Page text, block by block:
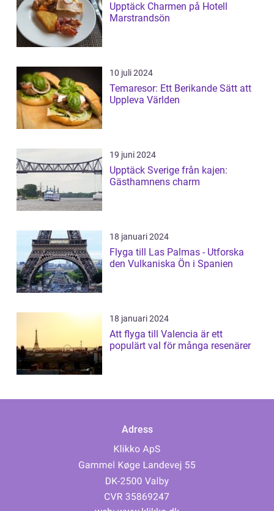
Upptäck Charmen på Hotell
Marstrandsön
10 juli 2024
Temaresor: Ett Berikande Sätt att
Uppleva Världen
19 juni 2024
Upptäck Sverige från kajen:
Gästhamnens charm
18 januari 2024
Flyga till Las Palmas - Utforska
den Vulkaniska Ön i Spanien
18 januari 2024
Att flyga till Valencia är ett
populärt val för många resenärer
Adress